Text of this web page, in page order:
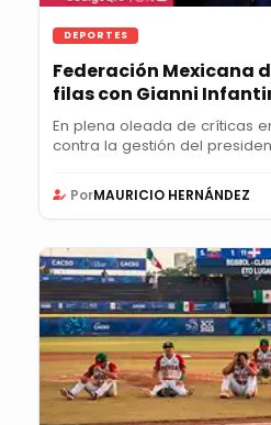
DEPORTES
Federación Mexicana
filas con Gianni
En plena oleada de críticas
contra la gestión del
PorMAURICIO HERNÁNDEZ